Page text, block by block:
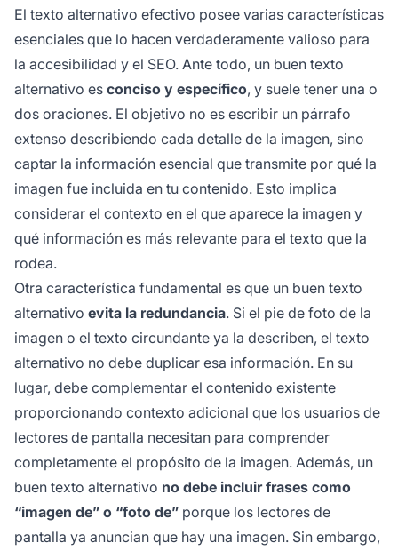
El texto alternativo efectivo posee varias características
esenciales que lo hacen verdaderamente valioso para
la accesibilidad y el SEO. Ante todo, un buen texto
alternativo es conciso y específico, y suele tener una o
dos oraciones. El objetivo no es escribir un párrafo
extenso describiendo cada detalle de la imagen, sino
captar la información esencial que transmite por qué la
imagen fue incluida en tu contenido. Esto implica
considerar el contexto en el que aparece la imagen y
qué información es más relevante para el texto que la
rodea.
Otra característica fundamental es que un buen texto
alternativo evita la redundancia. Si el pie de foto de la
imagen o el texto circundante ya la describen, el texto
alternativo no debe duplicar esa información. En su
lugar, debe complementar el contenido existente
proporcionando contexto adicional que los usuarios de
lectores de pantalla necesitan para comprender
completamente el propósito de la imagen. Además, un
buen texto alternativo no debe incluir frases como
“imagen de” o “foto de” porque los lectores de
pantalla ya anuncian que hay una imagen. Sin embargo,